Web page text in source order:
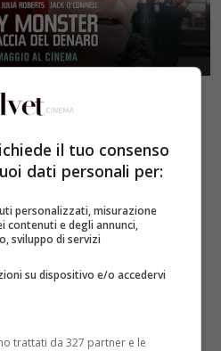
il tuo consenso
dati personali per:
personalizzati, misurazione
contenuti e degli annunci,
sviluppo di servizi
su dispositivo e/o accedervi
trattati da 327 partner e le